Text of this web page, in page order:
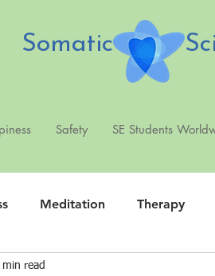
Somatic
Safety SE Students
Meditation Therapy
min read